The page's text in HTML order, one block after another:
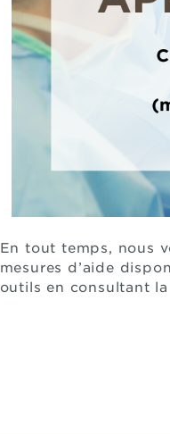
En tout temps, nous
mesures d’aide
outils en consultant